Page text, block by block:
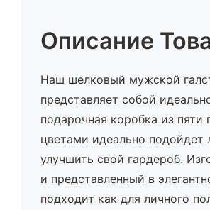
Описание
Наш шелковый мужской
представляет собой
подарочная коробка из
цветами идеально
улучшить свой гардероб.
и представленный в
подходит как для личного